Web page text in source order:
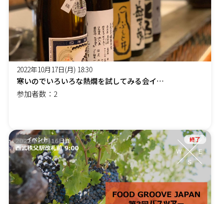
2022年10月17日(月) 18:30
寒いのでいろいろな熱燗を試してみる会イベント
参加者数：2
イベント 終了